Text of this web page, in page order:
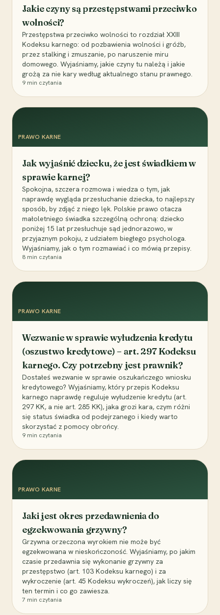
Jakie czyny są przestępstwami przeciwko
wolności?
Przestępstwa przeciwko wolności to rozdział XXIII
Kodeksu karnego: od pozbawienia wolności i gróźb,
przez stalking i zmuszanie, po naruszenie miru
domowego. Wyjaśniamy, jakie czyny tu należą i jakie
grożą za nie kary według aktualnego stanu prawnego.
9 min czytania
PRAWO KARNE
Jak wyjaśnić dziecku, że jest świadkiem w
sprawie karnej?
Spokojna, szczera rozmowa i wiedza o tym, jak
naprawdę wygląda przesłuchanie dziecka, to najlepszy
sposób, by zdjąć z niego lęk. Polskie prawo otacza
małoletniego świadka szczególną ochroną: dziecko
poniżej 15 lat przesłuchuje sąd jednorazowo, w
przyjaznym pokoju, z udziałem biegłego psychologa.
Wyjaśniamy, jak o tym rozmawiać i co mówią przepisy.
8 min czytania
PRAWO KARNE
Wezwanie w sprawie wyłudzenia kredytu
(oszustwo kredytowe) – art. 297 Kodeksu
karnego. Czy potrzebny jest prawnik?
Dostałeś wezwanie w sprawie oszukańczego wniosku
kredytowego? Wyjaśniamy, który przepis Kodeksu
karnego naprawdę reguluje wyłudzenie kredytu (art.
297 KK, a nie art. 285 KK), jaka grozi kara, czym różni
się status świadka od podejrzanego i kiedy warto
skorzystać z pomocy obrońcy.
9 min czytania
PRAWO KARNE
Jaki jest okres przedawnienia do
egzekwowania grzywny?
Grzywna orzeczona wyrokiem nie może być
egzekwowana w nieskończoność. Wyjaśniamy, po jakim
czasie przedawnia się wykonanie grzywny za
przestępstwo (art. 103 Kodeksu karnego) i za
wykroczenie (art. 45 Kodeksu wykroczeń), jak liczy się
ten termin i co go zawiesza.
7 min czytania